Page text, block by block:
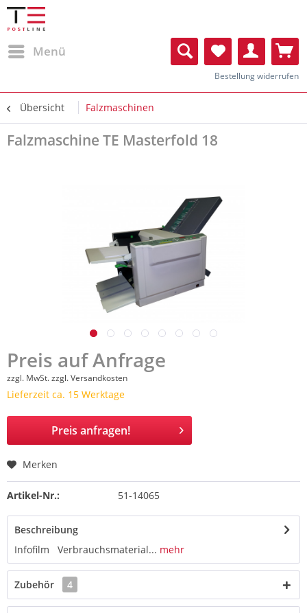
Menü
Bestellung widerrufen
Übersicht Falzmaschinen
Falzmaschine TE Masterfold 18
Preis auf Anfrage
zzgl. MwSt.zzgl. Versandkosten
Lieferzeit ca. 15 Werktage
Preis anfragen!
Merken
Artikel-Nr.: 51-14065
Beschreibung
Infofilm Verbrauchsmaterial... mehr
Zubehör 4